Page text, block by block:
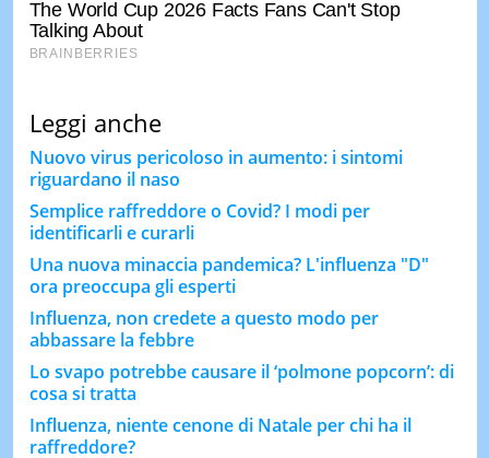
Leggi anche
Nuovo virus pericoloso in aumento: i sintomi
riguardano il naso
Semplice raffreddore o Covid? I modi per
identificarli e curarli
Una nuova minaccia pandemica? L'influenza "D"
ora preoccupa gli esperti
Influenza, non credete a questo modo per
abbassare la febbre
Lo svapo potrebbe causare il ‘polmone popcorn’: di
cosa si tratta
Influenza, niente cenone di Natale per chi ha il
raffreddore?